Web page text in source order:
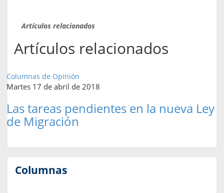
Artículos relacionados
Artículos relacionados
Columnas de Opinión
Martes 17 de abril de 2018
Las tareas pendientes en la nueva Ley
de Migración
Columnas